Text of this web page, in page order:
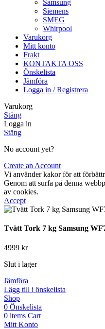
Samsung
Siemens
SMEG
Whirpool
Varukorg
Mitt konto
Frakt
KONTAKTA OSS
Önskelista
Jämföra
Logga in / Registrera
Varukorg
Stäng
Logga in
Stäng
No account yet?
Create an Account
Vi använder kakor för att
Genom att surfa på denna
av cookies.
Accept
Tvätt Tork 7 kg Samsung
4999 kr
Slut i lager
Jämföra
Lägg till i önskelista
Shop
0 Önskelista
0 items Cart
Mitt Konto